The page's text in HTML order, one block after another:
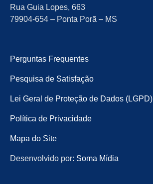
Rua Guia Lopes, 663
79904-654 – Ponta Porã – MS
Perguntas Frequentes
Pesquisa de Satisfação
Lei Geral de Proteção de Dados (LGPD)
Política de Privacidade
Mapa do Site
Desenvolvido por: Soma Mídia